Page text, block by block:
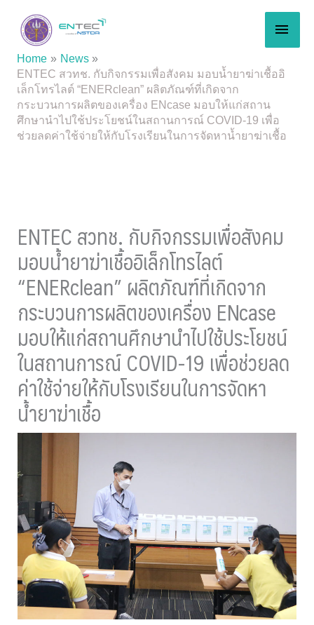
content
Home
News
ENTEC สวทช. กับกิจกรรมเพื่อสังคม มอบน้ำยาฆ่าเชื้ออิ
เล็กโทรไลต์ “ENERclean” ผลิตภัณฑ์ที่เกิดจาก
กระบวนการผลิตของเครื่อง ENcase มอบให้แก่สถาน
ศึกษานำไปใช้ประโยชน์ในสถานการณ์ COVID-19 เพื่อ
ช่วยลดค่าใช้จ่ายให้กับโรงเรียนในการจัดหาน้ำยาฆ่าเชื้อ
ENTEC สวทช. กับกิจกรรมเพื่อสังคม
มอบน้ำยาฆ่าเชื้ออิเล็กโทรไลต์
“ENERclean” ผลิตภัณฑ์ที่เกิดจาก
กระบวนการผลิตของเครื่อง ENcase
มอบให้แก่สถานศึกษานำไปใช้ประโยชน์
ในสถานการณ์ COVID-19 เพื่อช่วยลด
ค่าใช้จ่ายให้กับโรงเรียนในการจัดหา
น้ำยาฆ่าเชื้อ